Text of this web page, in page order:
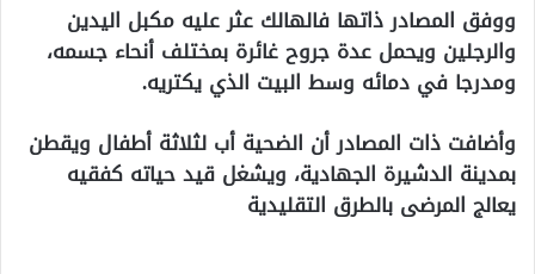
ووفق المصادر ذاتها فالهالك عثر عليه مكبل اليدين
والرجلين ويحمل عدة جروح غائرة بمختلف أنحاء جسمه،
ومدرجا في دمائه وسط البيت الذي يكتريه.
وأضافت ذات المصادر أن الضحية أب لثلاثة أطفال ويقطن
بمدينة الدشيرة الجهادية، ويشغل قيد حياته كفقيه
يعالج المرضى بالطرق التقليدية